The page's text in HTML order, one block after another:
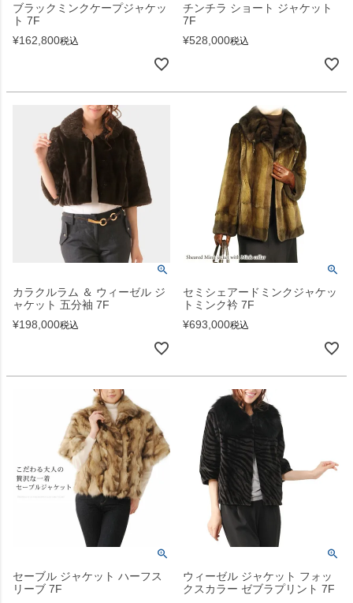
ブラックミンクケープジャケッ
ト 7F
¥162,800税込
チンチラ ショート ジャケット
7F
¥528,000税込
カラクルラム ＆ ウィーゼル ジ
ャケット 五分袖 7F
¥198,000税込
セミシェアードミンクジャケッ
トミンク衿 7F
¥693,000税込
セーブル ジャケット ハーフス
リーブ 7F
ウィーゼル ジャケット フォッ
クスカラー ゼブラプリント 7F